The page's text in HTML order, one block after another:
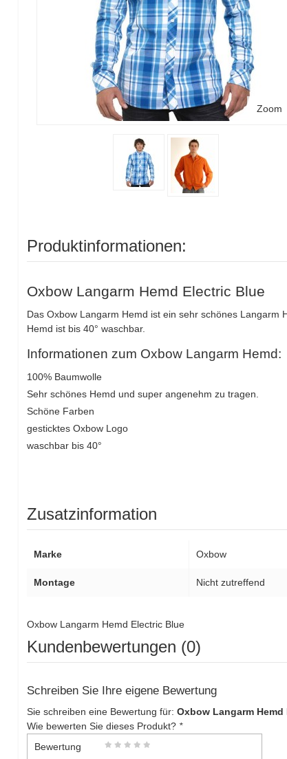
Zoom
Produktinformationen:
Oxbow Langarm Hemd Electric Blue
Das Oxbow Langarm Hemd ist ein sehr schönes Langarm
Hemd ist bis 40° waschbar.
Informationen zum Oxbow Langarm Hemd:
100% Baumwolle
Sehr schönes Hemd und super angenehm zu tragen.
Schöne Farben
gesticktes Oxbow Logo
waschbar bis 40°
Zusatzinformation
Marke Oxbow
Montage Nicht zutreffend
Oxbow Langarm Hemd Electric Blue
Kundenbewertungen (0)
Schreiben Sie Ihre eigene Bewertung
Sie schreiben eine Bewertung für: Oxbow Langarm
Wie bewerten Sie dieses Produkt? *
Bewertung